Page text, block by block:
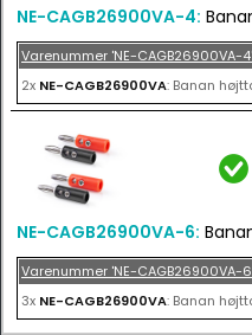
NE-CAGB26900VA-4:
Varenummer 'NE-
2x NE-CAGB26900VA: Banan
NE-CAGB26900VA-6:
Varenummer 'NE-
3x NE-CAGB26900VA: Banan